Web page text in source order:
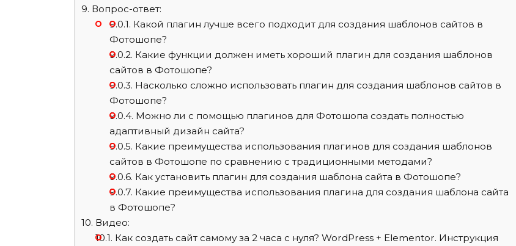
9. Вопрос-ответ:
9.0.1. Какой плагин лучше всего подходит для создания шаблонов сайтов в
Фотошопе?
9.0.2. Какие функции должен иметь хороший плагин для создания шаблонов
сайтов в Фотошопе?
9.0.3. Насколько сложно использовать плагин для создания шаблонов сайтов в
Фотошопе?
9.0.4. Можно ли с помощью плагинов для Фотошопа создать полностью
адаптивный дизайн сайта?
9.0.5. Какие преимущества использования плагинов для создания шаблонов
сайтов в Фотошопе по сравнению с традиционными методами?
9.0.6. Как установить плагин для создания шаблона сайта в Фотошопе?
9.0.7. Какие преимущества использования плагина для создания шаблона сайта
в Фотошопе?
10. Видео:
10.1. Как создать сайт самому за 2 часа с нуля? WordPress + Elementor. Инструкция